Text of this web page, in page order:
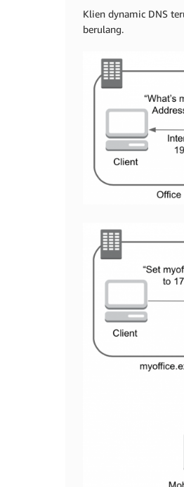
Klien dynamic DNS
berulang.